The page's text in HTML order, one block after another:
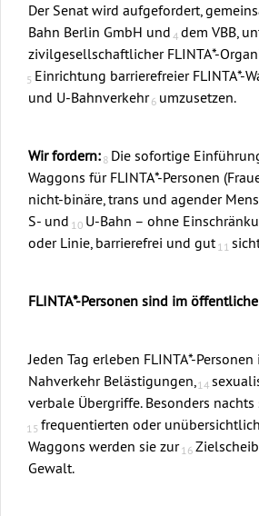
zum
Antrag
Der Senat wird aufgefordert,
Bahn Berlin GmbH und dem VBB,
zivilgesellschaftlicher FLINTA*-
Einrichtung barrierefreier FLINTA*-
und U-Bahnverkehr umzusetzen.
Wir fordern: Die sofortige
Waggons für FLINTA*-Personen
nicht-binäre, trans und agender
S- und
U-Bahn – ohne
oder Linie, barrierefrei und gut
FLINTA*-Personen sind im
Jeden Tag erleben FLINTA*-
Nahverkehr Belästigungen,
verbale Übergriffe. Besonders
frequentierten oder
Waggons werden sie zur
Gewalt.